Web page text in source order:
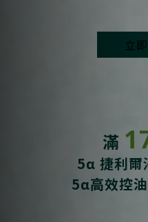
立
滿
5α 捷利
5α高效控